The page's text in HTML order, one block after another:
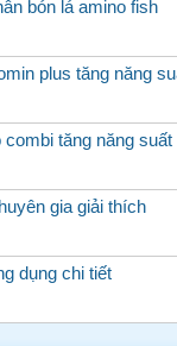
bón lá amino fish
plus tăng năng
combi tăng năng suất
gia giải thích
dụng chi tiết